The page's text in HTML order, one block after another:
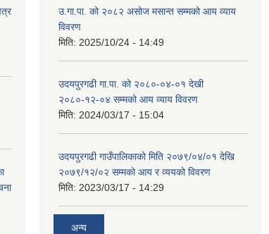
उ.गा.पा. को २०८२ असोज मसान्त सम्मको आय व्याय
विवरण
मिति: 2025/10/24 - 14:49
उदयपुरगढी गा.पा. को २०८०-०४-०१ देखी
२०८०-१२-०४ सम्मको आय व्याय विवरण
मिति: 2024/03/17 - 15:04
उदयपुरगढी गाउँपालिकाको मिति २०७९/०४/०१ देखि
२०७९/१२/०२ सम्मको आय र व्ययको विवरण
मिति: 2023/03/17 - 14:29
अन्य